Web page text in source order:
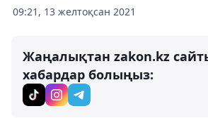
09:21, 13 желтоқсан 2021
Жаңалықтан zakon.kz
хабардар болыңыз: